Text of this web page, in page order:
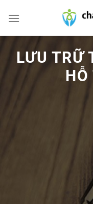
qua
LƯU TRỮ
HỖ